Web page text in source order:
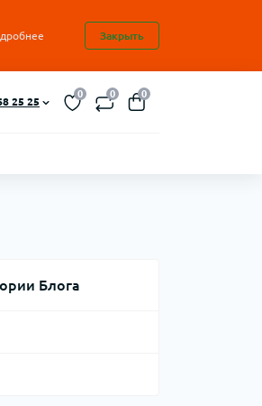
Закрыть
25 25
0 0 0
Блога